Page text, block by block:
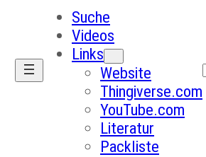
Suche
Videos
Links
Website
Thingiverse.com
YouTube.com
Literatur
Packliste